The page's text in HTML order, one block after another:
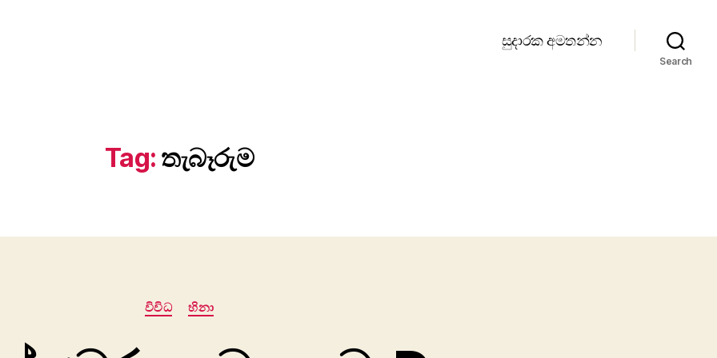
සුදාරක අමතන්න
Search
Tag: තැබෑරුම
Categories
විවිධ හිනා